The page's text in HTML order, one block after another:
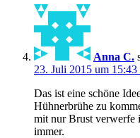
Anna C.
23. Juli 2015 um
Das ist eine schöne
Hühnerbrühe zu
mit nur Brust verwerfe
immer.